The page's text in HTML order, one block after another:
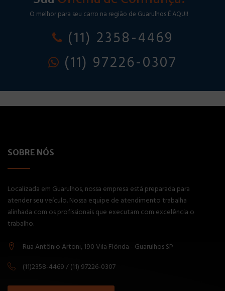
O melhor para seu carro na região de Guarulhos É AQUI!
(11) 2358-4469
(11) 97226-0307
SOBRE NÓS
Localizada em Guarulhos, nossa empresa está preparada para
atender seu veículo. Nossa equipe de atendimento trabalha
alinhada com os profissionais que executam com excelência o
trabalho.
Rua Antônio Artoni, 190 Vila Flórida - Guarulhos SP
(11)2358-4469 / (11) 97226-0307